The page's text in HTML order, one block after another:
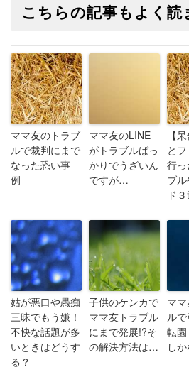
こちらの記事もよく読
ママ友のトラブ
ルで裁判にまで
なった恐い事
例
ママ友のLINE
がトラブルばっ
かりでうざいん
ですが…
【
と
行
ブ
ド
姑が悪口や愚痴
三昧でもう嫌！
不快な話題が多
いときはどうす
る？
子供のケンカで
ママ友トラブル
にまで発展!?そ
の解決方法は…
マ
ル
転
し